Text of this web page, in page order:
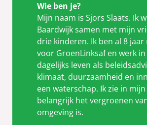
Wie ben je?
Mijn naam is Sjors Slaats. Ik
Baardwijk samen met mijn
drie kinderen. Ik ben al 8 jaar
voor GroenLinksaf en werk
dagelijks leven als
klimaat, duurzaamheid en
een waterschap. Ik zie in
belangrijk het vergroenen
omgeving is.